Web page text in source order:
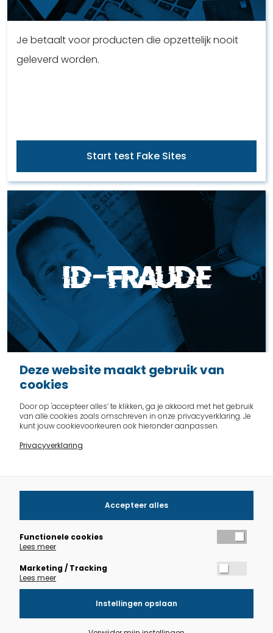
Je betaalt voor producten die opzettelijk nooit
geleverd worden.
Start test Fake Sites
ID-Fraude
Iemand maakt gebruik van jouw identiteit of
persoonsgegeven zonder jouw toestemming.
Start test ID-Fraude
Deze website maakt gebruik van
cookies
Door op 'accepteer alles’ te klikken, ga je akkoord met het gebruik
van alle cookies zoals omschreven in onze privacyverklaring. Je
kunt jouw cookievoorkeuren ook hieronder aanpassen.
Privacyverklaring
Accepteer alles
Functionele cookies
Lees meer
Marketing / Tracking
Lees meer
Instellingen opslaan